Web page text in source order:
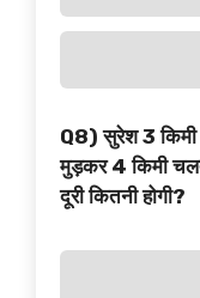
Q8) सुरेश 3 किमी
मुड़कर 4 किमी
दूरी कितनी होगी?